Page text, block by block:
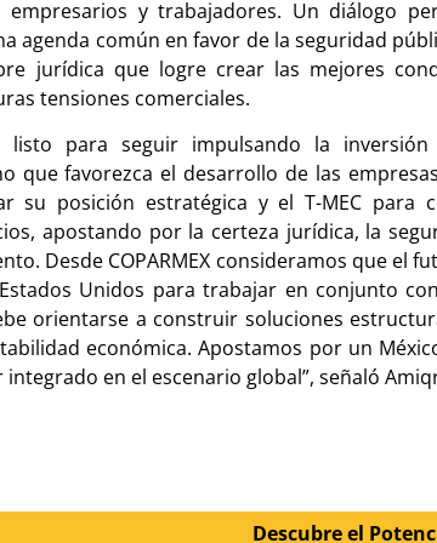
empresarios y trabajadores. Un diálogo
agenda común en favor de la seguridad
jurídica que logre crear las mejores
tensiones comerciales.
listo para seguir impulsando la
que favorezca el desarrollo de las
su posición estratégica y el T-MEC para
apostando por la certeza jurídica, la
Desde COPARMEX consideramos que el
Unidos para trabajar en conjunto
orientarse a construir soluciones
económica. Apostamos por un
en el escenario global”, señaló
Descubre el